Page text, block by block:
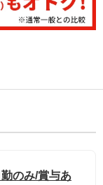
のみ/賞与あ